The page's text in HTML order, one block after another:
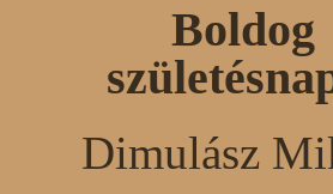
Boldog
Dimulász